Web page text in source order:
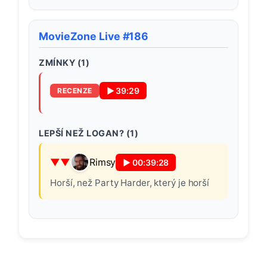
MovieZone Live #186
ZMÍNKY (1)
RECENZE ▶ 39:29
LEPŠÍ NEŽ LOGAN? (1)
Rimsy ▶00:39:28
Horší, než Party Harder, který je horší